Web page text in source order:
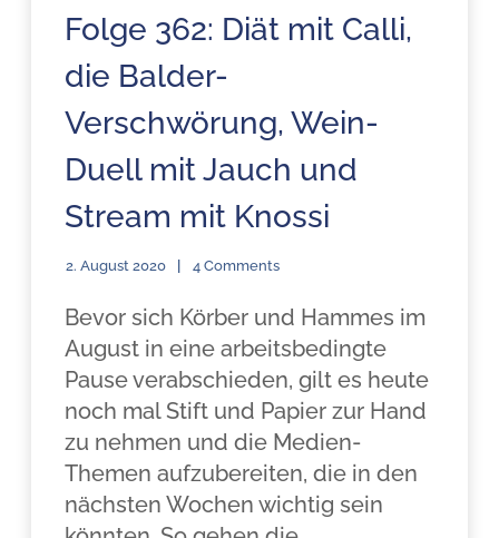
Folge 362: Diät mit Calli,
die Balder-
Verschwörung, Wein-
Duell mit Jauch und
Stream mit Knossi
2. August 2020 4 Comments
Bevor sich Körber und Hammes im
August in eine arbeitsbedingte
Pause verabschieden, gilt es heute
noch mal Stift und Papier zur Hand
zu nehmen und die Medien-
Themen aufzubereiten, die in den
nächsten Wochen wichtig sein